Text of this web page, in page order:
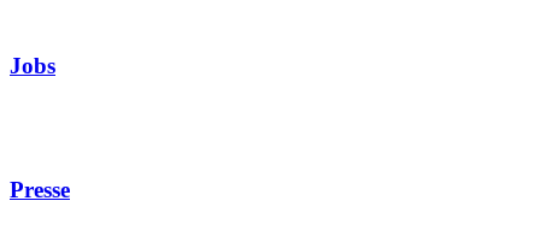
Jobs
Presse